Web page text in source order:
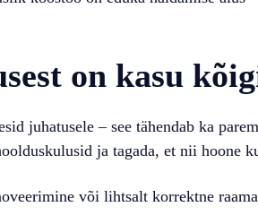
on kasu
juhatusele – see tähendab ka
ja tagada, et nii hoone
või lihtsalt korrektne